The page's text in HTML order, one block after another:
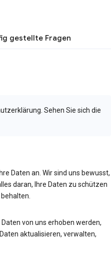
gestellte Fragen
Sehen Sie sich die
Daten an. Wir sind uns bewusst,
daran, Ihre Daten zu schützen
von uns erhoben werden,
aktualisieren, verwalten,